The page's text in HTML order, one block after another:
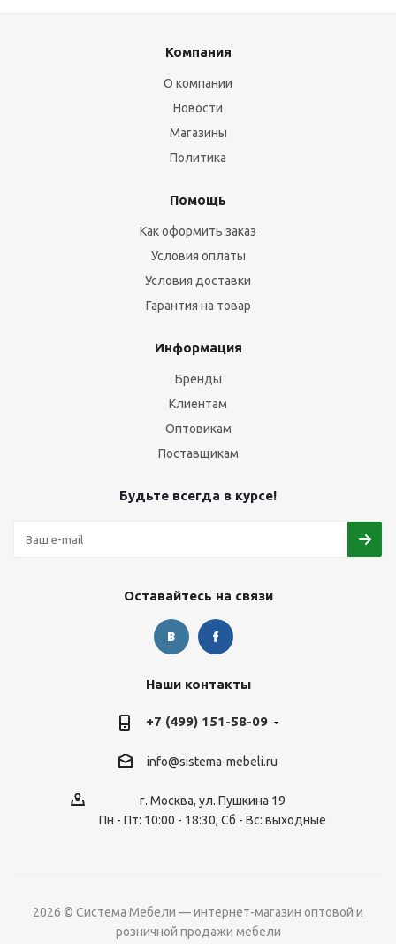
Компания
О компании
Новости
Магазины
Политика
Помощь
Как оформить заказ
Условия оплаты
Условия доставки
Гарантия на товар
Информация
Бренды
Клиентам
Оптовикам
Поставщикам
Будьте всегда в курсе!
Оставайтесь на связи
Наши контакты
+7 (499) 151-58-09
info@sistema-mebeli.ru
г. Москва, ул. Пушкина 19
Пн - Пт: 10:00 - 18:30, Сб - Вс: выходные
2026 © Система Мебели — интернет-магазин оптовой и
розничной продажи мебели